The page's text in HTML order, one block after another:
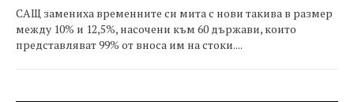
САЩ замениха временните си мита с нови такива в размер
между 10% и 12,5%, насочени към 60 държави, които
представляват 99% от вноса им на стоки....